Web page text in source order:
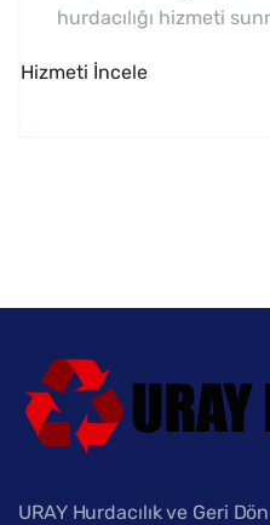
hurdacılığı hizmeti
Hizmeti İncele
URAY Hurdacılık ve Geri